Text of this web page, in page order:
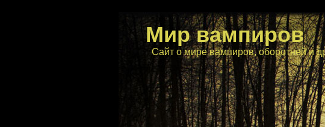
Мир вампиров
Сайт о мире вампиров, оборотней и